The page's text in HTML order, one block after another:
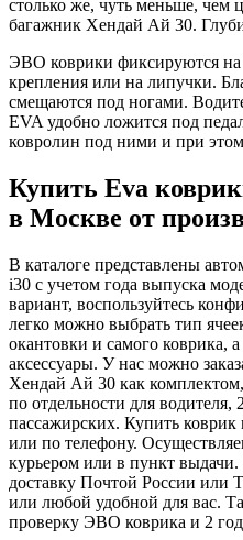
столько же, чуть меньше, чем
багажник Хендай Ай 30.
ЭВО коврики фиксируются
крепления или на липучки.
смещаются под ногами.
EVA удобно ложится под
ковролин под ними и при
Купить Eva
в Москве от
В каталоге представлены
i30 с учетом года выпуска
вариант, воспользуйтесь
легко можно выбрать тип
окантовки и самого коврика,
аксессуары. У нас можно
Хендай Ай 30 как
по отдельности для водителя,
пассажирских. Купить
или по телефону.
курьером или в пункт
доставку Почтой России или
или любой удобной для вас.
проверку ЭВО коврика и 2